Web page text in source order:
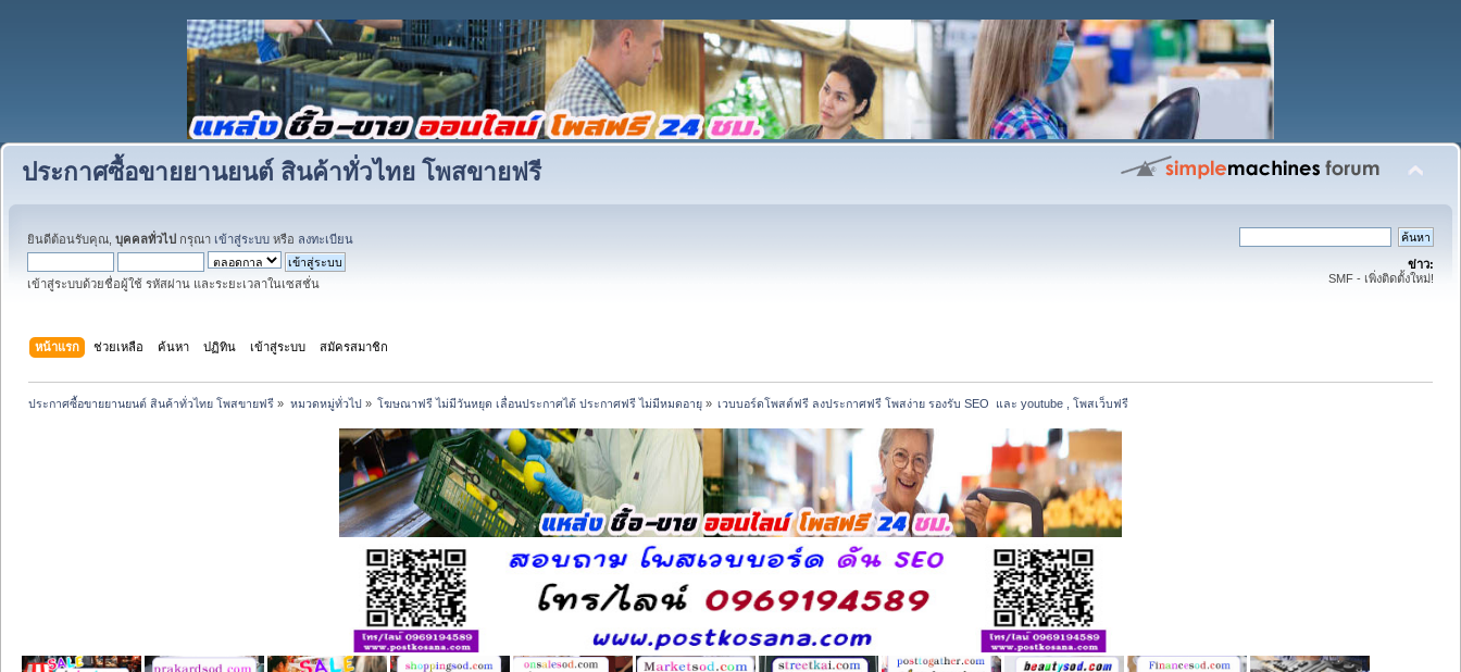
ประกาศซื้อขายยานยนต์ สินค้าทั่วไทย โพสขายฟรี
ยินดีต้อนรับคุณ, บุคคลทั่วไป กรุณา เข้าสู่ระบบ หรือ ลงทะเบียน
เข้าสู่ระบบด้วยชื่อผู้ใช้ รหัสผ่าน และระยะเวลาในเซสชั่น
ข่าว:
SMF - เพิ่งติดตั้งใหม่!
หน้าแรก ช่วยเหลือ ค้นหา ปฏิทิน เข้าสู่ระบบ สมัครสมาชิก
ประกาศซื้อขายยานยนต์ สินค้าทั่วไทย โพสขายฟรี » หมวดหมู่ทั่วไป» โฆษณาฟรี ไม่มีวันหยุด เลื่อนประกาศได้ ประกาศฟรี ไม่มีหมดอายุ» เวบบอร์ดโพสต์ฟรี ลงประกาศฟรี โพสง่าย รองรับ SEO  และ youtube , โพสเว็บฟรี